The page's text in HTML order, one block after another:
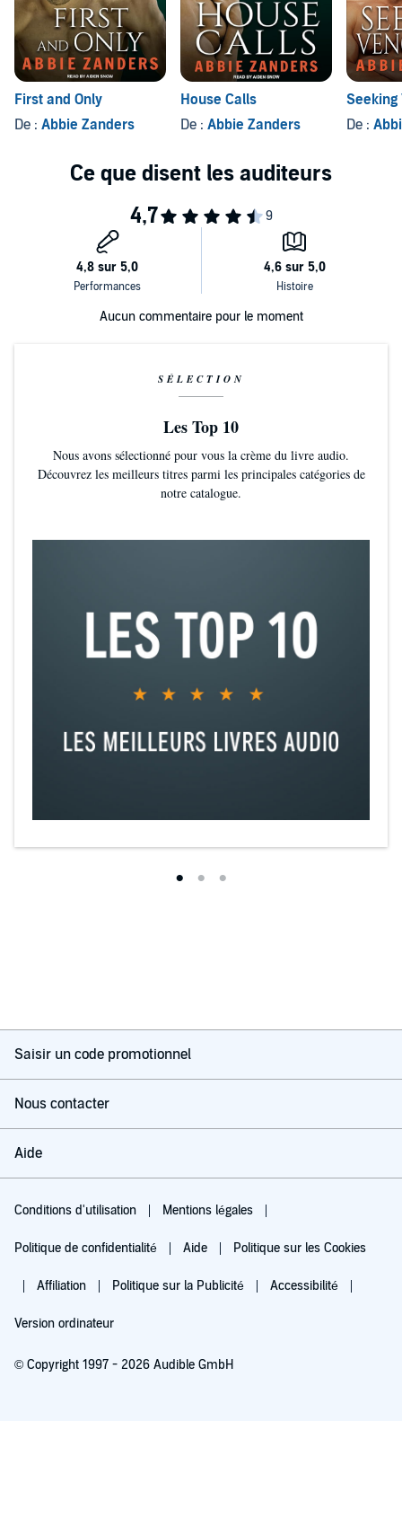
First and Only
De : Abbie Zanders
House Calls
De : Abbie Zanders
Seeking
De :
Aucun commentaire pour le moment
SÉLECTION
Les Top 10
Nous avons sélectionné pour vous la crème du livre audio.
Découvrez les meilleurs titres parmi les principales catégories de
notre catalogue.
Saisir un code promotionnel
Nous contacter
Aide
Conditions d'utilisation Mentions légales
Politique de confidentialité Aide Politique sur les Cookies
Affiliation Politique sur la Publicité Accessibilité
Version ordinateur
© Copyright 1997 - 2026 Audible GmbH